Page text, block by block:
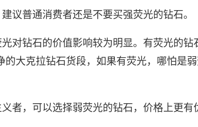
议普通消费者还是不要买强荧光的钻石。
对钻石的价值影响较为明显。有荧光的钻
的大克拉钻石货段，如果有荧光，哪怕是
者，可以选择弱荧光的钻石，价格上更有